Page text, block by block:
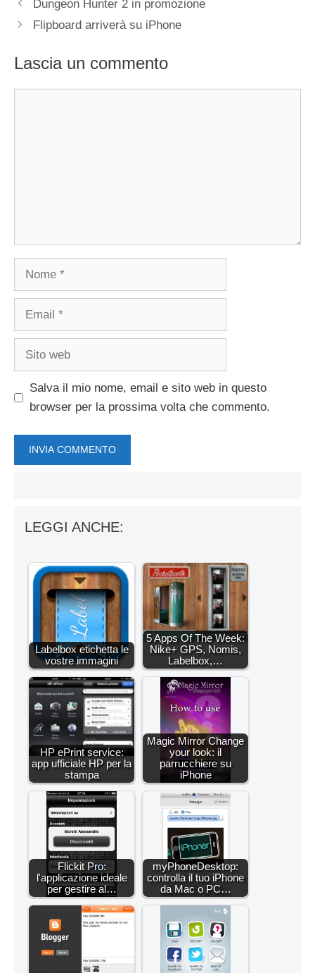
Dungeon Hunter 2 in promozione
Flipboard arriverà su iPhone
Lascia un commento
Nome
Email
Sito
Salva il mio nome, email e sito web in questo
browser per la prossima volta che commento.
LEGGI ANCHE:
Labelbox etichetta le
vostre immagini
5 Apps Of The Week:
Nike+ GPS, Nomis,
Labelbox,…
HP ePrint service:
app ufficiale HP per la
stampa
Magic Mirror Change
your look: il
parrucchiere su
iPhone
Flickit Pro:
l'applicazione ideale
per gestire al…
myPhoneDesktop:
controlla il tuo iPhone
da Mac o PC…